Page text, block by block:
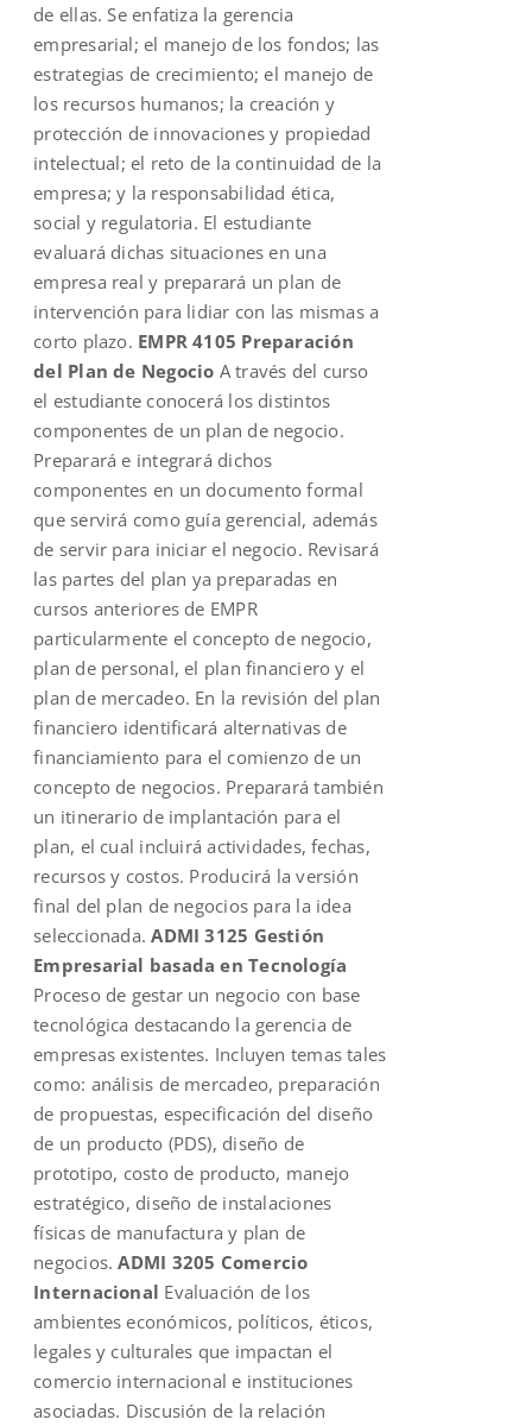
de ellas. Se enfatiza la gerencia
empresarial; el manejo de los fondos; las
estrategias de crecimiento; el manejo de
los recursos humanos; la creación y
protección de innovaciones y propiedad
intelectual; el reto de la continuidad de la
empresa; y la responsabilidad ética,
social y regulatoria. El estudiante
evaluará dichas situaciones en una
empresa real y preparará un plan de
intervención para lidiar con las mismas a
corto plazo. EMPR 4105 Preparación
del Plan de Negocio A través del curso
el estudiante conocerá los distintos
componentes de un plan de negocio.
Preparará e integrará dichos
componentes en un documento formal
que servirá como guía gerencial, además
de servir para iniciar el negocio. Revisará
las partes del plan ya preparadas en
cursos anteriores de EMPR
particularmente el concepto de negocio,
plan de personal, el plan financiero y el
plan de mercadeo. En la revisión del plan
financiero identificará alternativas de
financiamiento para el comienzo de un
concepto de negocios. Preparará también
un itinerario de implantación para el
plan, el cual incluirá actividades, fechas,
recursos y costos. Producirá la versión
final del plan de negocios para la idea
seleccionada.ADMI 3125 Gestión
Empresarial basada en Tecnología
Proceso de gestar un negocio con base
tecnológica destacando la gerencia de
empresas existentes. Incluyen temas tales
como: análisis de mercadeo, preparación
de propuestas, especificación del diseño
de un producto (PDS), diseño de
prototipo, costo de producto, manejo
estratégico, diseño de instalaciones
físicas de manufactura y plan de
negocios.ADMI 3205 Comercio
Internacional Evaluación de los
ambientes económicos, políticos, éticos,
legales y culturales que impactan el
comercio internacional e instituciones
asociadas. Discusión de la relación